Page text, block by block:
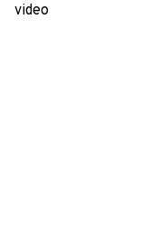
video